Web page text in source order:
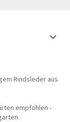
Rindsleder aus
empfohlen -